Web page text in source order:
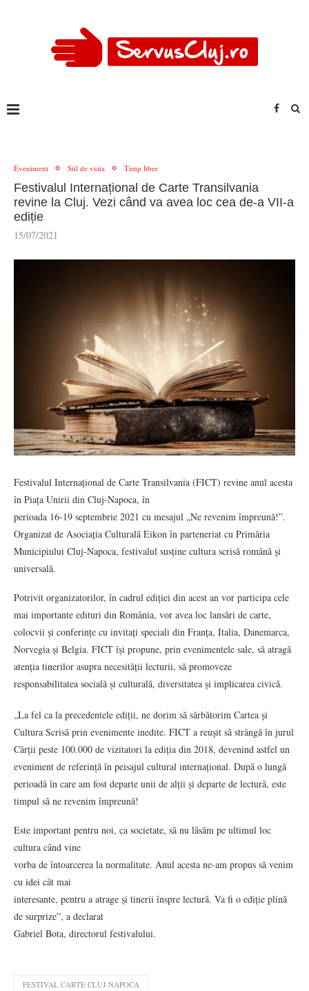
Eveniment Stil de viata Timp liber
Festivalul Internațional de Carte Transilvania
revine la Cluj. Vezi când va avea loc cea de-a VII-a
ediție
15/07/2021
Festivalul Internațional de Carte Transilvania (FICT) revine anul acesta
în Piața Unirii din Cluj-Napoca, în
perioada 16-19 septembrie 2021 cu mesajul „Ne revenim împreună!”.
Organizat de Asociația Culturală Eikon în parteneriat cu Primăria
Municipiului Cluj-Napoca, festivalul susține cultura scrisă română și
universală.
Potrivit organizatorilor, în cadrul ediției din acest an vor participa cele
mai importante edituri din România, vor avea loc lansări de carte,
colocvii și conferințe cu invitați speciali din Franța, Italia, Danemarca,
Norvegia și Belgia. FICT își propune, prin evenimentele sale, să atragă
atenția tinerilor asupra necesității lecturii, să promoveze
responsabilitatea socială și culturală, diversitatea și implicarea civică.
„La fel ca la precedentele ediții, ne dorim să sărbătorim Cartea și
Cultura Scrisă prin evenimente inedite. FICT a reușit să strângă în jurul
Cărții peste 100.000 de vizitatori la ediția din 2018, devenind astfel un
eveniment de referință în peisajul cultural internațional. După o lungă
perioadă în care am fost departe unii de alții și departe de lectură, este
timpul să ne revenim împreună!
Este important pentru noi, ca societate, să nu lăsăm pe ultimul loc
cultura când vine
vorba de întoarcerea la normalitate. Anul acesta ne-am propus să venim
cu idei cât mai
interesante, pentru a atrage și tinerii înspre lectură. Va fi o ediție plină
de surprize”, a declarat
Gabriel Bota, directorul festivalului.
FESTIVAL CARTE CLUJ-NAPOCA